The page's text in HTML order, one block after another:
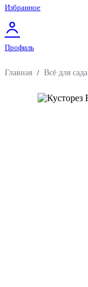
Избранное
Профиль
Главная / Всё для сада